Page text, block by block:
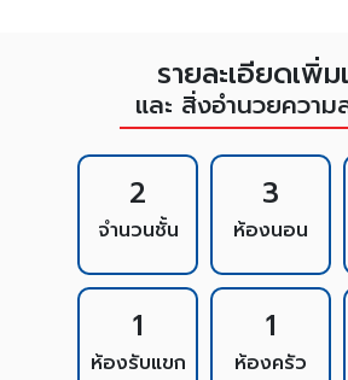
รายละเอียดเพิ่ม
และ สิ่งอำนวยความ
2
จำนวนชั้น
3
ห้องนอน
1
ห้องรับแขก
1
ห้องครัว